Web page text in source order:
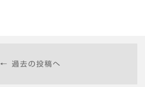
← 過去の投稿へ